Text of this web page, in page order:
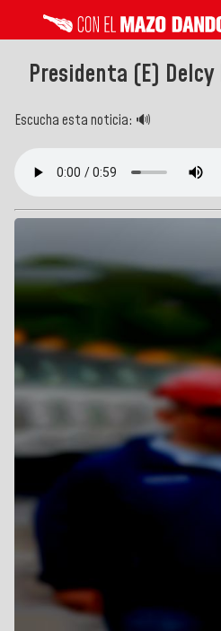
Presidenta (E)
Escucha esta noticia: 🔊